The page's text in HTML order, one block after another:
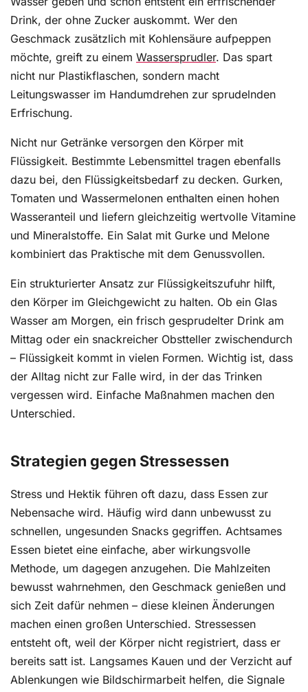
Drink, der ohne Zucker auskommt. Wer den
Geschmack zusätzlich mit Kohlensäure aufpeppen
möchte, greift zu einem Wassersprudler. Das spart
nicht nur Plastikflaschen, sondern macht
Leitungswasser im Handumdrehen zur sprudelnden
Erfrischung.
Nicht nur Getränke versorgen den Körper mit
Flüssigkeit. Bestimmte Lebensmittel tragen ebenfalls
dazu bei, den Flüssigkeitsbedarf zu decken. Gurken,
Tomaten und Wassermelonen enthalten einen hohen
Wasseranteil und liefern gleichzeitig wertvolle Vitamine
und Mineralstoffe. Ein Salat mit Gurke und Melone
kombiniert das Praktische mit dem Genussvollen.
Ein strukturierter Ansatz zur Flüssigkeitszufuhr hilft,
den Körper im Gleichgewicht zu halten. Ob ein Glas
Wasser am Morgen, ein frisch gesprudelter Drink am
Mittag oder ein snackreicher Obstteller zwischendurch
– Flüssigkeit kommt in vielen Formen. Wichtig ist, dass
der Alltag nicht zur Falle wird, in der das Trinken
vergessen wird. Einfache Maßnahmen machen den
Unterschied.
Strategien gegen Stressessen
Stress und Hektik führen oft dazu, dass Essen zur
Nebensache wird. Häufig wird dann unbewusst zu
schnellen, ungesunden Snacks gegriffen. Achtsames
Essen bietet eine einfache, aber wirkungsvolle
Methode, um dagegen anzugehen. Die Mahlzeiten
bewusst wahrnehmen, den Geschmack genießen und
sich Zeit dafür nehmen – diese kleinen Änderungen
machen einen großen Unterschied. Stressessen
entsteht oft, weil der Körper nicht registriert, dass er
bereits satt ist. Langsames Kauen und der Verzicht auf
Ablenkungen wie Bildschirmarbeit helfen, die Signale